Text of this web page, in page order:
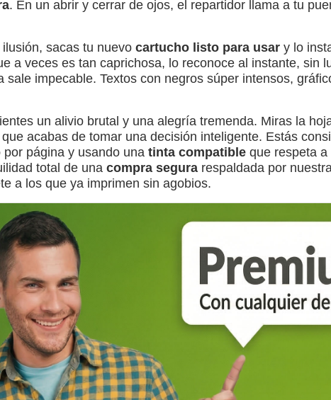
. En un abrir y cerrar de ojos, el repartidor llama a tu
sacas tu nuevo cartucho listo para usar y lo
a veces es tan caprichosa, lo reconoce al instante, sin
sale impecable. Textos con negros súper intensos,
un alivio brutal y una alegría tremenda. Miras la
acabas de tomar una decisión inteligente. Estás
por página y usando una tinta compatible que respeta
total de una compra segura respaldada por
a los que ya imprimen sin agobios.